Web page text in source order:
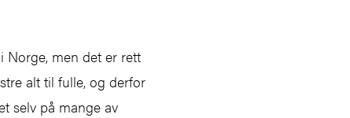
Norge, men det er rett
alt til fulle, og derfor
selv på mange av